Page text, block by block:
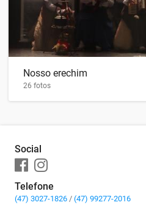
Nosso erechim
26 fotos
Social
Telefone
(47) 3027-1826 / (47) 99277-2016